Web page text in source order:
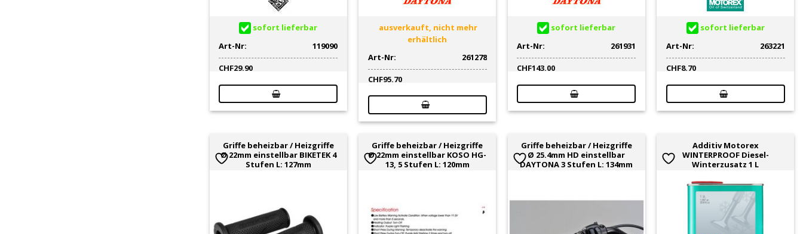
sofort lieferbar
Art-Nr:
119090
CHF29.90
ausverkauft, nicht mehr
erhältlich
Art-Nr:
261278
CHF95.70
sofort lieferbar
Art-Nr:
261931
CHF143.00
sofort lieferbar
Art-Nr:
263221
CHF8.70
Griffe beheizbar / Heizgriffe
Ø 22mm einstellbar BIKETEK 4
Stufen L: 127mm
Griffe beheizbar / Heizgriffe
Ø 22mm einstellbar KOSO HG-
13, 5 Stufen L: 120mm
Griffe beheizbar / Heizgriffe
Ø 25.4mm HD einstellbar
DAYTONA 3 Stufen L: 134mm
Additiv Motorex
WINTERPROOF Diesel-
Winterzusatz 1 L